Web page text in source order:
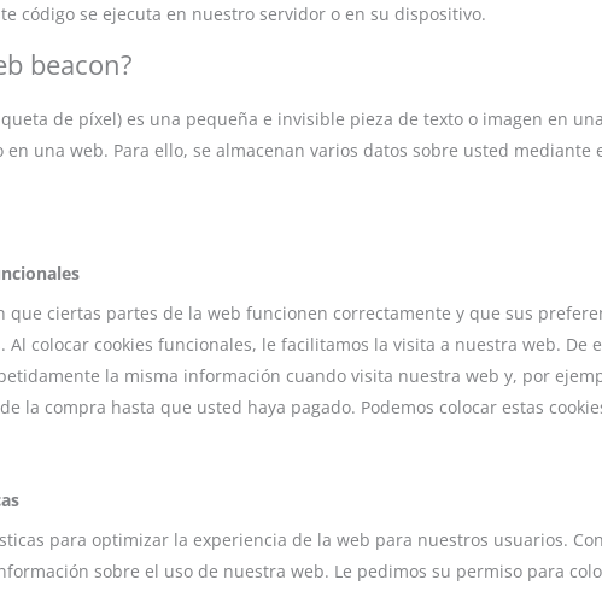
código se ejecuta en nuestro servidor o en su dispositivo.
beacon?
de píxel) es una pequeña e invisible pieza de texto o imagen en
una web. Para ello, se almacenan varios datos sobre usted mediante
que ciertas partes de la web funcionen correctamente y que sus
Al colocar cookies funcionales, le facilitamos la visita a nuestra web. De
la misma información cuando visita nuestra web y, por
la compra hasta que usted haya pagado. Podemos colocar estas
para optimizar la experiencia de la web para nuestros usuarios.
sobre el uso de nuestra web. Le pedimos su permiso para